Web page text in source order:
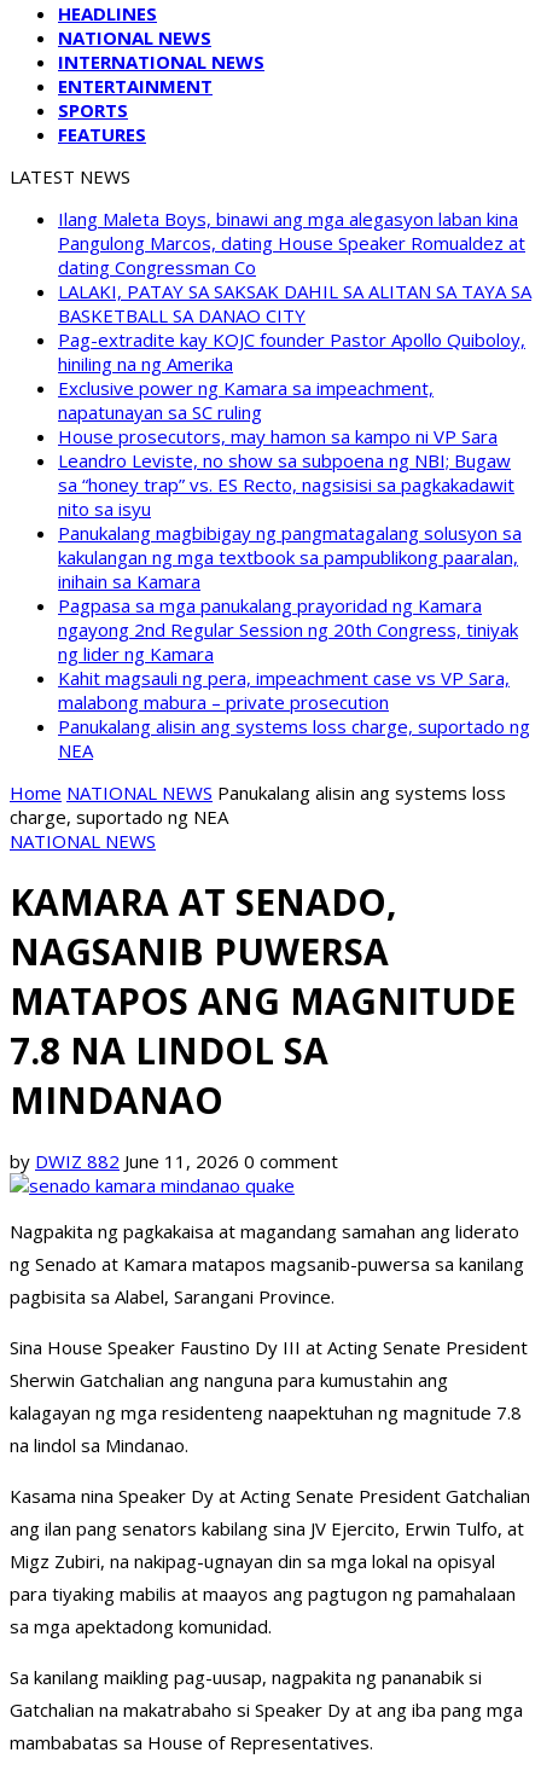
HEADLINES
NATIONAL NEWS
INTERNATIONAL NEWS
ENTERTAINMENT
SPORTS
FEATURES
LATEST NEWS
Ilang Maleta Boys, binawi ang mga alegasyon laban kina
Pangulong Marcos, dating House Speaker Romualdez at
dating Congressman Co
LALAKI, PATAY SA SAKSAK DAHIL SA ALITAN SA TAYA SA
BASKETBALL SA DANAO CITY
Pag-extradite kay KOJC founder Pastor Apollo Quiboloy,
hiniling na ng Amerika
Exclusive power ng Kamara sa impeachment,
napatunayan sa SC ruling
House prosecutors, may hamon sa kampo ni VP Sara
Leandro Leviste, no show sa subpoena ng NBI; Bugaw
sa “honey trap” vs. ES Recto, nagsisisi sa pagkakadawit
nito sa isyu
Panukalang magbibigay ng pangmatagalang solusyon sa
kakulangan ng mga textbook sa pampublikong paaralan,
inihain sa Kamara
Pagpasa sa mga panukalang prayoridad ng Kamara
ngayong 2nd Regular Session ng 20th Congress, tiniyak
ng lider ng Kamara
Kahit magsauli ng pera, impeachment case vs VP Sara,
malabong mabura – private prosecution
Panukalang alisin ang systems loss charge, suportado ng
NEA
Home NATIONAL NEWS Panukalang alisin ang systems loss
charge, suportado ng NEA
NATIONAL NEWS
KAMARA AT SENADO,
NAGSANIB PUWERSA
MATAPOS ANG MAGNITUDE
7.8 NA LINDOL SA
MINDANAO
by DWIZ 882 June 11, 2026 0 comment
Nagpakita ng pagkakaisa at magandang samahan ang liderato
ng Senado at Kamara matapos magsanib-puwersa sa kanilang
pagbisita sa Alabel, Sarangani Province.
Sina House Speaker Faustino Dy III at Acting Senate President
Sherwin Gatchalian ang nanguna para kumustahin ang
kalagayan ng mga residenteng naapektuhan ng magnitude 7.8
na lindol sa Mindanao.
Kasama nina Speaker Dy at Acting Senate President Gatchalian
ang ilan pang senators kabilang sina JV Ejercito, Erwin Tulfo, at
Migz Zubiri, na nakipag-ugnayan din sa mga lokal na opisyal
para tiyaking mabilis at maayos ang pagtugon ng pamahalaan
sa mga apektadong komunidad.
Sa kanilang maikling pag-uusap, nagpakita ng pananabik si
Gatchalian na makatrabaho si Speaker Dy at ang iba pang mga
mambabatas sa House of Representatives.